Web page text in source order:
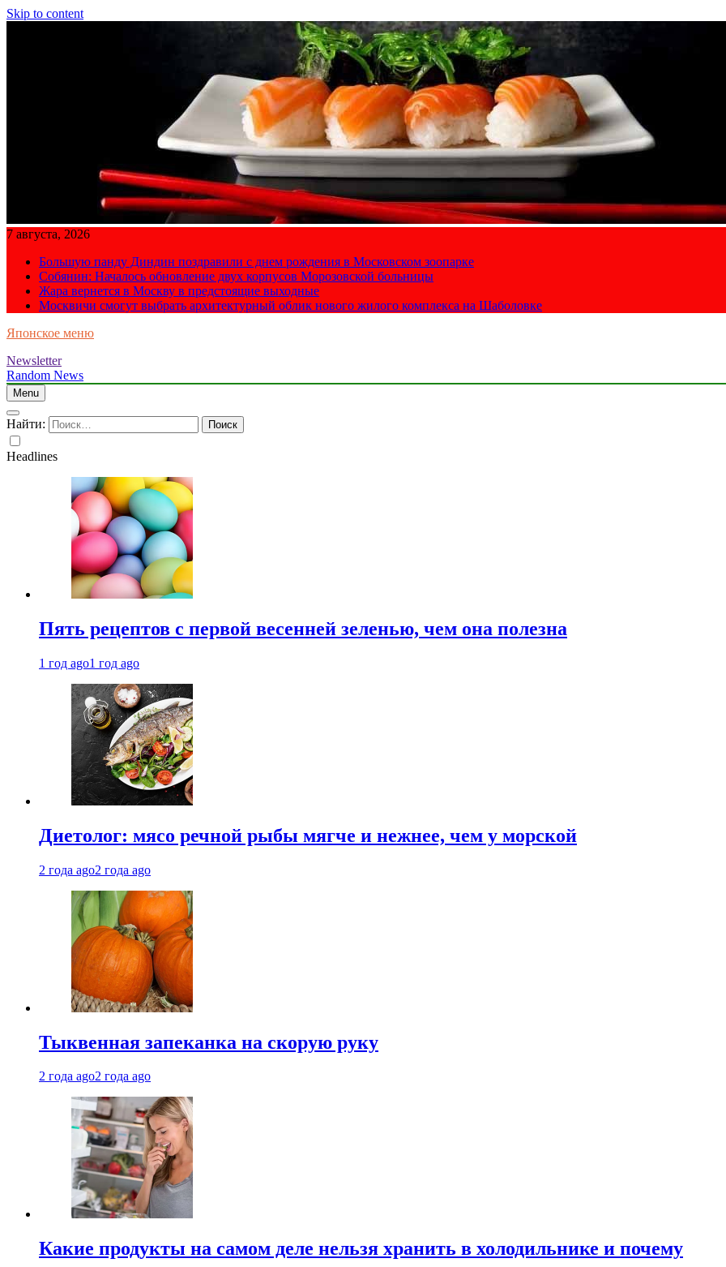
Skip to content
7 августа, 2026
Большую панду Диндин поздравили с днем рождения в Московском зоопарке
Собянин: Началось обновление двух корпусов Морозовской больницы
Жара вернется в Москву в предстоящие выходные
Москвичи смогут выбрать архитектурный облик нового жилого комплекса на Шаболовке
Японское меню
Newsletter
Random News
Menu
Найти:
Headlines
Пять рецептов с первой весенней зеленью, чем она полезна
1 год ago1 год ago
Диетолог: мясо речной рыбы мягче и нежнее, чем у морской
2 года ago2 года ago
Тыквенная запеканка на скорую руку
2 года ago2 года ago
Какие продукты на самом деле нельзя хранить в холодильнике и почему